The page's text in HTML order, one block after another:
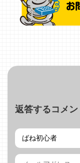
返答するコメン